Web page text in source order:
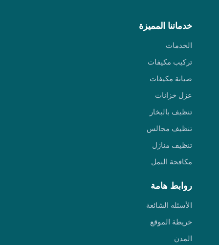
خدماتنا المميزة
الخدمات
تركيب مكيفات
صيانة مكيفات
عزل خزانات
تنظيف بالبخار
تنظيف مجالس
تنظيف منازل
مكافحة النمل
روابط هامة
الأسئله الشائعة
خريطة الموقع
المدن